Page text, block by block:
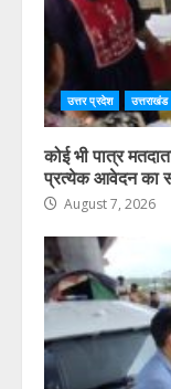
उत्तर प्रदेश उत्तराखंड
कोई भी पात्र
प्रत्येक आवेदन का
August 7, 2026